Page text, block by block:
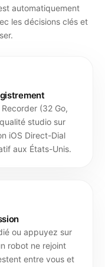
automatiquement
les décisions clés et
(32 Go,
studio sur
iOS Direct-Dial
aux États-Unis.
ou appuyez sur
robot ne rejoint
entre vous et